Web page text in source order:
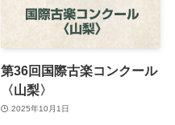
第36回国際古楽コンクール
〈山梨〉
2025年10月1日